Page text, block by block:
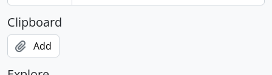
Clipboard
Add